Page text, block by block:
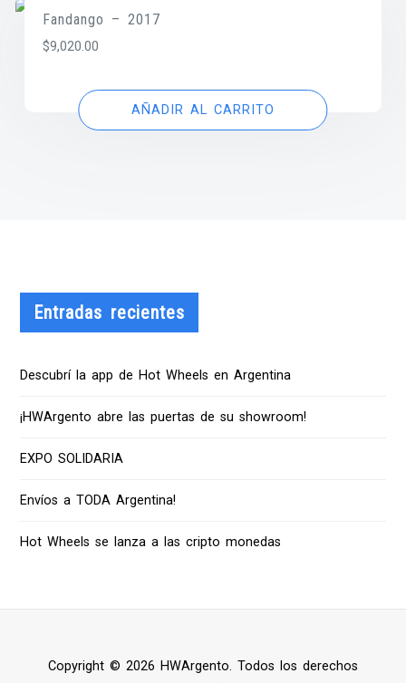
Fandango – 2017
$9,020.00
AÑADIR AL CARRITO
Entradas recientes
Descubrí la app de Hot Wheels en Argentina
¡HWArgento abre las puertas de su showroom!
EXPO SOLIDARIA
Envíos a TODA Argentina!
Hot Wheels se lanza a las cripto monedas
Copyright © 2026 HWArgento. Todos los derechos